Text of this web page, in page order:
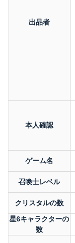
出品者
本人確認
ゲーム名
召喚士レベル
クリスタルの数
星6キャラクターの
数